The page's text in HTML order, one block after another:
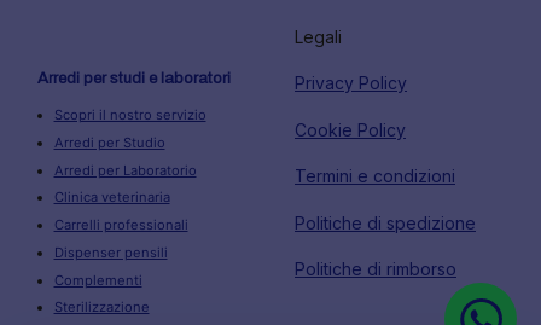
Arredi per studi e laboratori
Scopri il nostro servizio
Arredi per Studio
Arredi per Laboratorio
Clinica veterinaria
Carrelli professionali
Dispenser pensili
Complementi
Sterilizzazione
Legali
Privacy Policy
Cookie Policy
Termini e condizioni
Politiche di spedizione
Politiche di rimborso